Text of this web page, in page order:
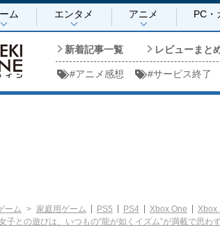
ム エンタメ アニメ PC・
新着記事一覧 レビューまと
#アニメ感想 #サービス終了
ーム 家庭用ゲーム PS5 PS4 Xbox One Xbox
子との遊びは、いつもの“龍が如くイズム”が満載で思わ